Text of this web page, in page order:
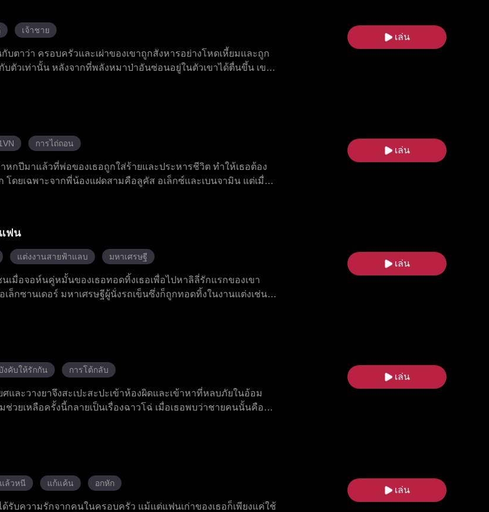
เจ้าชาย
บตาว่า ครอบครัวและเผ่าของเขาถูกสังหารอย่างโหดเหี้ยมและถูก
บตัวเท่านั้น หลังจากที่พลังหมาป่าอันซ่อนอยู่ในตัวเขาได้ตื่นขึ้น เขา
เธอร์และเจ้าชายออเรเลียนเป็นผู้อยู่เบื้องหลังการกบฏ เมื่อออเร
อันจึงเดินทางไปทางเหนือเพื่อค้นหาวิธีรักษา เขาสามารถลบคำ
เพื่อทวงบัลลังก์ของเขาคืน
เล่น
การไถ่ถอน
หกปีมาแล้วที่พ่อของเธอถูกใส่ร้ายและประหารชีวิต ทำให้เธอต้อง
โดยเฉพาะจากพี่น้องแฝดสามคือลูคัส อเล็กซ์และเบนจามิน แต่เมื่อ
อื่น
เล่น
ฟน
แต่งงานสายฟ้าแลบ มหาเศรษฐี
มื่อจอห์นคู่หมั้นของเธอทอดทิ้งเธอเพื่อไปหาลิลี่รักแรกของเขา
ล็กซานเดอร์ มหาเศรษฐีผู้นั่งรถเข็นซึ่งก็ถูกทอดทิ้งในงานแต่งเช่น
เงียบ ๆ อยู่เบื้องหลัง และตัวจริงของเขาคือผู้ครอบครองอำนาจลับ
ตนที่แท้จริงของเขา การแต่งงานตามสัญญาของทั้งสองจึงเปลี่ยน
ยศัตรูทั้งหมดและได้รับชัยชนะทั้งด้านงานและความรัก
เล่น
งคับให้รักกัน การโต้กลับ
ละวางยาจึงสะเปะสะปะเข้าห้องผิดและเข้าหาที่หลบภัยในอ้อม
ยเหลือครั้งนี้กลายเป็นเรื่องฉาวโฉ่ เมื่อเธอพบว่าชายคนนั้นคือพ่อ
เล่น
ล้วหนี แก้แค้น อกหัก
รับความรักจากคนในครอบครัว แม้แต่แฟนเก่าของเธอก็เพียงแค่ใช้
เล่น